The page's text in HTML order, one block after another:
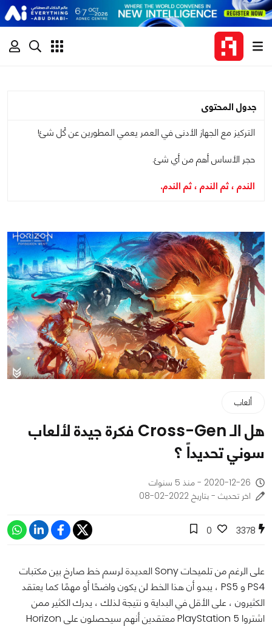
جدول المحتوى
التركيز مع الجهاز الأدنى في العمر يعمي المطورين عن كُل شئ!
حجر الأساس أهم من أي شئ.
الندم ، ثم الندم ، ثم الندم.
ألعاب
هل الـ Cross-Gen فكرة جيدة لألعاب
سوني تحديداً ؟
2020-12-26 - منذ 5 سنوات
اخر تحديث - بتاريخ 2022-02-08
3378
0
على الرغم من تلميحات Sony العديدة لرسم خط صارخ بين مكتبات
PS4 و PS5 ، يبدو أن هذا الخط لن يكون واضحًا أو مهمًا كما يعتقد
الكثيرون ، على الأقل في البداية و نتيجة لذلك ، يدرك الكثير ممن
اشتروا PlayStation 5 معتقدين أنهم سيحصلون على Horizon